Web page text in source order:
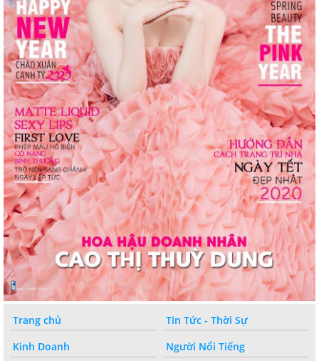
Trang chủ
Tin Tức - Thời Sự
Kinh Doanh
Người Nổi Tiếng